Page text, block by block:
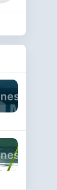
32°
◔1%